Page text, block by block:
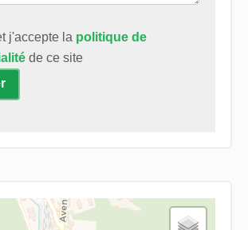
j'accepte la politique de
de ce site